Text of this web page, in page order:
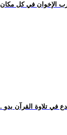
الإخوان في كل مكان
في تلاوة القرآن بدو